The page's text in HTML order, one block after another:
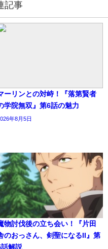
記事
ーリンとの対峙！『落第賢者
学院無双』第6話の魅力
年8月5日
物討伐後の立ち会い！『片田
のおっさん、剣聖になるII』第
解説